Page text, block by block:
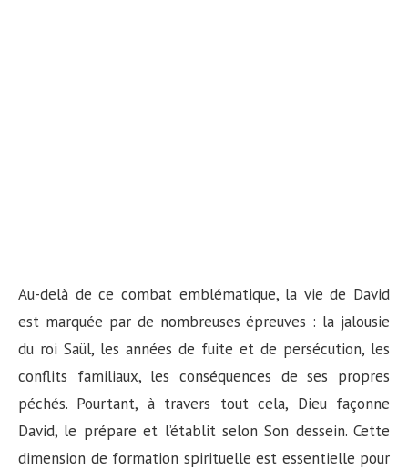
Au-delà de ce combat emblématique, la vie de David
est marquée par de nombreuses épreuves : la jalousie
du roi Saül, les années de fuite et de persécution, les
conflits familiaux, les conséquences de ses propres
péchés. Pourtant, à travers tout cela, Dieu façonne
David, le prépare et l’établit selon Son dessein. Cette
dimension de formation spirituelle est essentielle pour